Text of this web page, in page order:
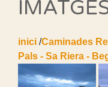
inici /Caminades
Pals - Sa Riera -